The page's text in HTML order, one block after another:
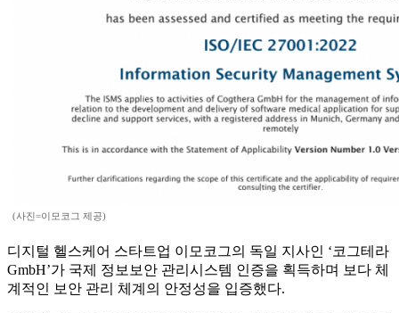
(사진=이모코그 제공)
디지털 헬스케어 스타트업 이모코그의 독일 지사인 ‘코그테라
GmbH’가 국제 정보보안 관리시스템 인증을 획득하며 보다 체
계적인 보안 관리 체계의 안정성을 입증했다.